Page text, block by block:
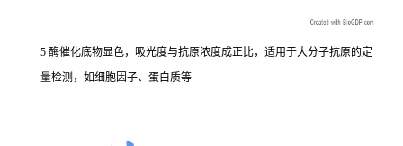
5 酶催化底物显色，吸光度与抗原浓度成正比，适用于大分子抗原的定
量检测，如细胞因子、蛋白质等